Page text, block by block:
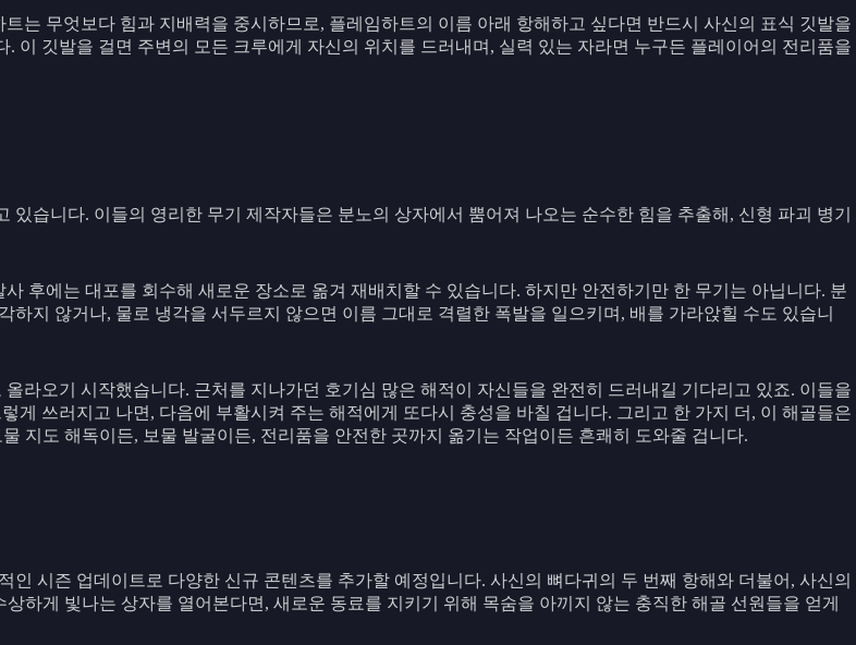
는 무엇보다 힘과 지배력을 중시하므로, 플레임하트의 이름 아래 항해하고 싶다면 반드시 사신의 표식 깃발을
이 깃발을 걸면 주변의 모든 크루에게 자신의 위치를 드러내며, 실력 있는 자라면 누구든 플레이어의 전리품을
습니다. 이들의 영리한 무기 제작자들은 분노의 상자에서 뿜어져 나오는 순수한 힘을 추출해, 신형 파괴 병기
후에는 대포를 회수해 새로운 장소로 옮겨 재배치할 수 있습니다. 하지만 안전하기만 한 무기는 아닙니다. 분
지 않거나, 물로 냉각을 서두르지 않으면 이름 그대로 격렬한 폭발을 일으키며, 배를 가라앉힐 수도 있습니
라오기 시작했습니다. 근처를 지나가던 호기심 많은 해적이 자신들을 완전히 드러내길 기다리고 있죠. 이들을
게 쓰러지고 나면, 다음에 부활시켜 주는 해적에게 또다시 충성을 바칠 겁니다. 그리고 한 가지 더, 이 해골들은
지도 해독이든, 보물 발굴이든, 전리품을 안전한 곳까지 옮기는 작업이든 흔쾌히 도와줄 겁니다.
시즌 업데이트로 다양한 신규 콘텐츠를 추가할 예정입니다. 사신의 뼈다귀의 두 번째 항해와 더불어, 사신의
하게 빛나는 상자를 열어본다면, 새로운 동료를 지키기 위해 목숨을 아끼지 않는 충직한 해골 선원들을 얻게